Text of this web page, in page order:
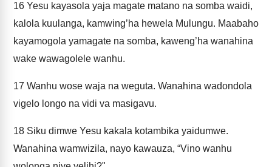
16 Yesu kayasola yaja magate matano na somba waidi,
kalola kuulanga, kamwing’ha hewela Mulungu. Maabaho
kayamogola yamagate na somba, kaweng’ha wanahina
wake wawagolele wanhu.
17 Wanhu wose waja na weguta. Wanahina wadondola
vigelo longo na vidi va masigavu.
18 Siku dimwe Yesu kakala kotambika yaidumwe.
Wanahina wamwizila, nayo kawauza, “Vino wanhu